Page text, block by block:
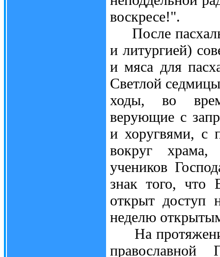
воскресе!".
После
и литургией)
и мяса для
Светлой
ходы, во
верующие с
и хоругвями, с
вокруг
учеников
знак того, что
открыт доступ
неделю
На
православной